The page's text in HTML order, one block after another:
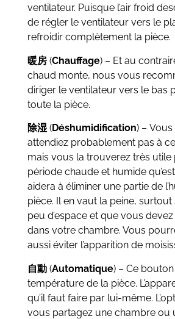
ventilateur. Puisque l’air froid
de régler le ventilateur vers le
refroidir complètement la pièce.
暖房 (Chauffage) – Et au
chaud monte, nous vous
diriger le ventilateur vers le bas
toute la pièce.
除湿 (Déshumidification) –
attendiez probablement pas à
mais vous la trouverez très utile
période chaude et humide
aidera à éliminer une partie de
pièce. Il en vaut la peine,
peu d’espace et que vous
dans votre chambre. Vous
aussi éviter l’apparition de
自動 (Automatique) – Ce
température de la pièce.
qu’il faut faire par lui-même.
vous partagez une chambre ou